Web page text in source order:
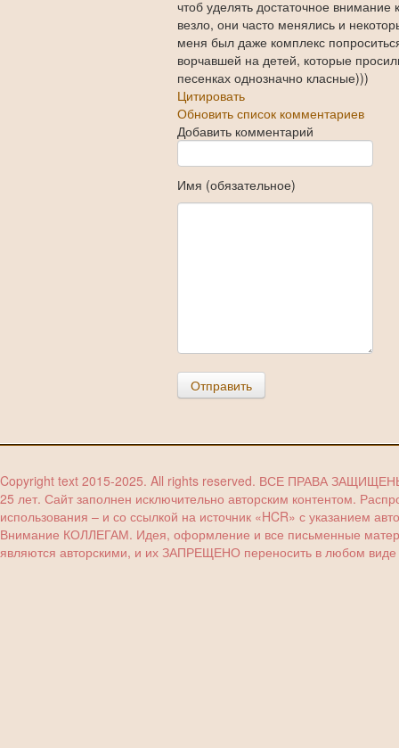
чтоб уделять достаточное
везло, они часто менялись и
меня был даже комплекс
ворчавшей на детей, которые
песенках однозначно класные)))
Цитировать
Обновить список комментариев
Добавить комментарий
Имя (обязательное)
Отправить
Copyright text 2015-2025. All rights reserved. ВСЕ ПРАВА
25 лет. Сайт заполнен исключительно авторским контентом.
использования – и со ссылкой на источник «HCR» с указанием
Внимание КОЛЛЕГАМ. Идея, оформление и все письменные
являются авторскими, и их ЗАПРЕЩЕНО переносить в любом виде